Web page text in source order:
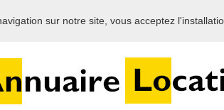
Bienvenue
sur notre site, vous acceptez